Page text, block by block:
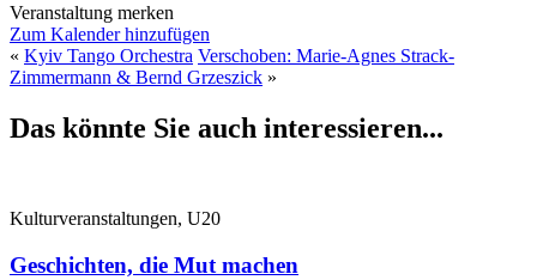
Veranstaltung merken
Zum Kalender hinzufügen
« Kyiv Tango Orchestra Verschoben: Marie-Agnes Strack-
Zimmermann & Bernd Grzeszick »
Das könnte Sie auch interessieren...
Kulturveranstaltungen, U20
Geschichten, die Mut machen